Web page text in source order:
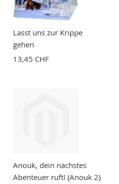
Lasst uns zur Krippe
gehen
13,45 CHF
Anouk, dein nächstes
Abenteuer ruft! (Anouk 2)